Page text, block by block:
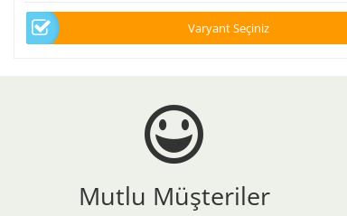
Varyant Seçiniz
Mutlu Müşteriler